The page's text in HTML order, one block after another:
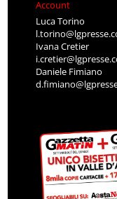
Account
Luca Torino
Ivana Cretier
Daniele Fimiano